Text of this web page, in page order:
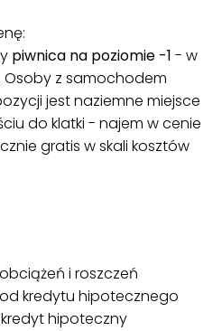
piwnica na poziomie -1 - w
Osoby z samochodem
jest naziemne miejsce
do klatki - najem w cenie
gratis w skali kosztów
i roszczeń
kredytu hipotecznego
hipoteczny